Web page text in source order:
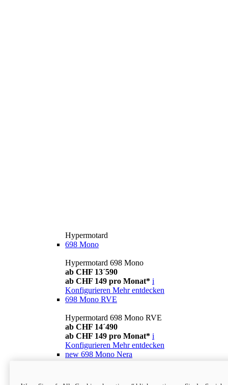
Hypermotard
698 Mono
Hypermotard 698 Mono
ab CHF 13´590
ab CHF 149 pro Monat* i
Konfigurieren Mehr entdecken
698 Mono RVE
Hypermotard 698 Mono RVE
ab CHF 14´490
ab CHF 149 pro Monat* i
Konfigurieren Mehr entdecken
new 698 Mono Nera
ab CHF 13´990